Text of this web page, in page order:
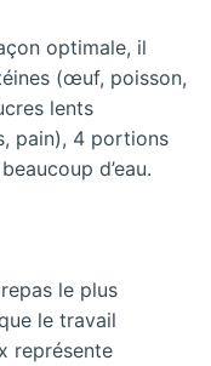
optimale, il
(œuf, poisson,
lents
pain), 4 portions
d’eau.
le plus
le travail
représente